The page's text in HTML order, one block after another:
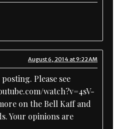
August 6, 2014 at 9:22 AM
Please see
watch?v=4sV-
on the Bell Kaff and
Your opinions are